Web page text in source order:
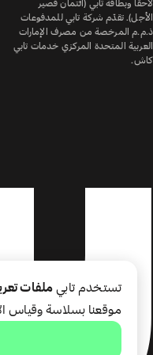
لاحقًا وبطاقة تابي (ائتمان قصير
الأجل). تقدّم شركة تابي للمدفوعات
ذ.م.م المرخصة من مصرف الإمارات
العربية المتحدة المركزي خدمات تابي
كاش.
تستخدم تابي ملفات
موقعنا بسلاسة وقياس